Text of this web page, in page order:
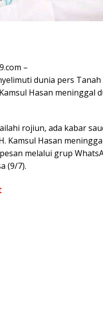
–
dunia pers
Hasan meninggal
rojiun, ada kabar
Kamsul Hasan
melalui grup
(9/7).